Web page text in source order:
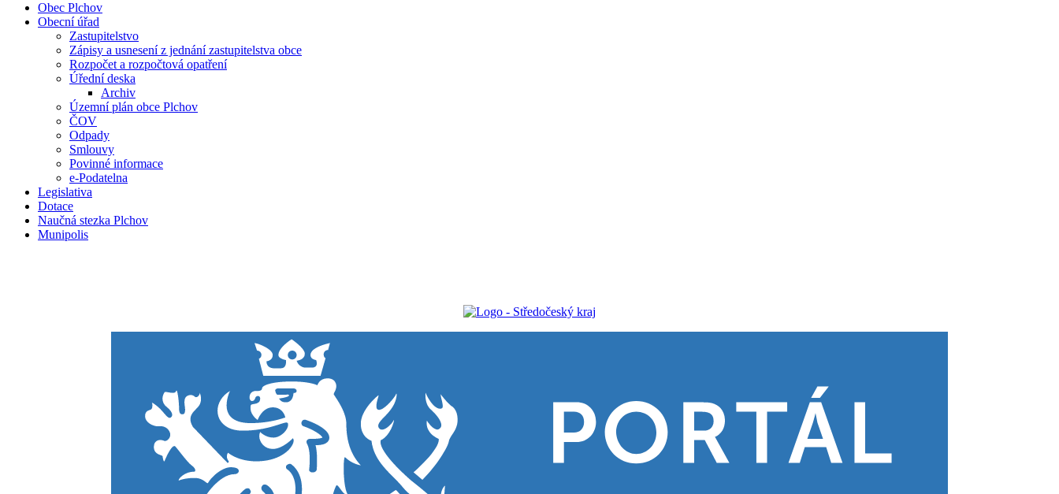
Obec Plchov
Obecní úřad
Zastupitelstvo
Zápisy a usnesení z jednání zastupitelstva obce
Rozpočet a rozpočtová opatření
Úřední deska
Archiv
Územní plán obce Plchov
ČOV
Odpady
Smlouvy
Povinné informace
e-Podatelna
Legislativa
Dotace
Naučná stezka Plchov
Munipolis